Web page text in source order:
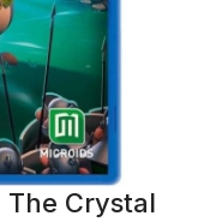
The Crystal